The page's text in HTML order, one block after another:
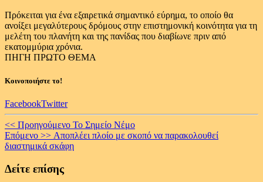
Πρόκειται για ένα εξαιρετικά σημαντικό εύρημα, το οποίο θα
ανοίξει μεγαλύτερους δρόμους στην επιστημονική κοινότητα για τη
μελέτη του πλανήτη και της πανίδας που διαβίωνε πριν από
εκατομμύρια χρόνια.
ΠΗΓΗ ΠΡΩΤΟ ΘΕΜΑ
Κοινοποιήστε το!
FacebookTwitter
Continue
Reading
<< Προηγούμενο Το Σημείο Νέμο
Επόμενο >> Aποπλέει πλοίο με σκοπό να παρακολουθεί
διαστημικά σκάφη
Δείτε επίσης